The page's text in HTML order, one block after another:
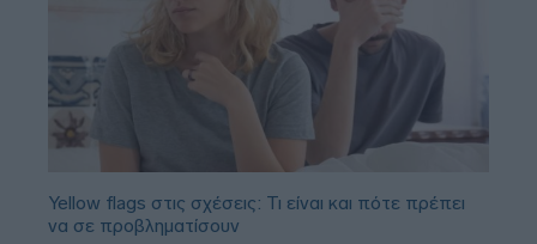
Yellow flags στις σχέσεις: Τι είναι και πότε πρέπει
να σε προβληματίσουν